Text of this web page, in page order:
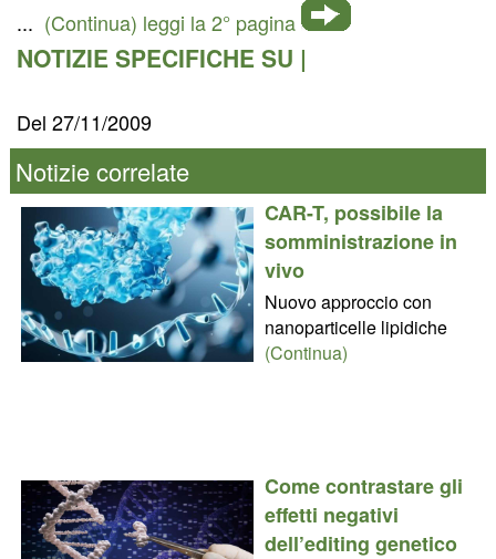
... (Continua) leggi la 2° pagina
NOTIZIE SPECIFICHE SU |
Del 27/11/2009
Notizie correlate
CAR-T, possibile la
somministrazione in
vivo
Nuovo approccio con
nanoparticelle lipidiche
(Continua)
Come contrastare gli
effetti negativi
dell’editing genetico